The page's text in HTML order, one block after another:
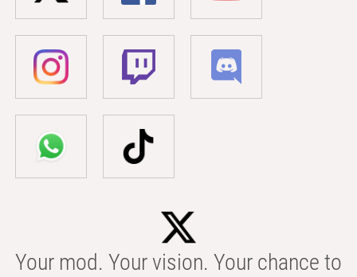
Your mod. Your vision. Your chance to